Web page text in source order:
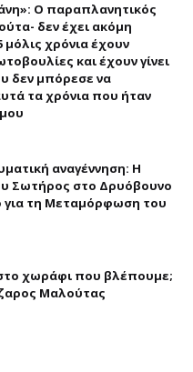
Ο παραπλανητικός
δεν έχει ακόμη
μόλις χρόνια έχουν
και έχουν γίνει
δεν μπόρεσε να
τα χρόνια που ήταν
αναγέννηση: Η
Σωτήρος στο Δρυόβουνο
για τη Μεταμόρφωση του
στο χωράφι που βλέπουμε;
Μαλούτας